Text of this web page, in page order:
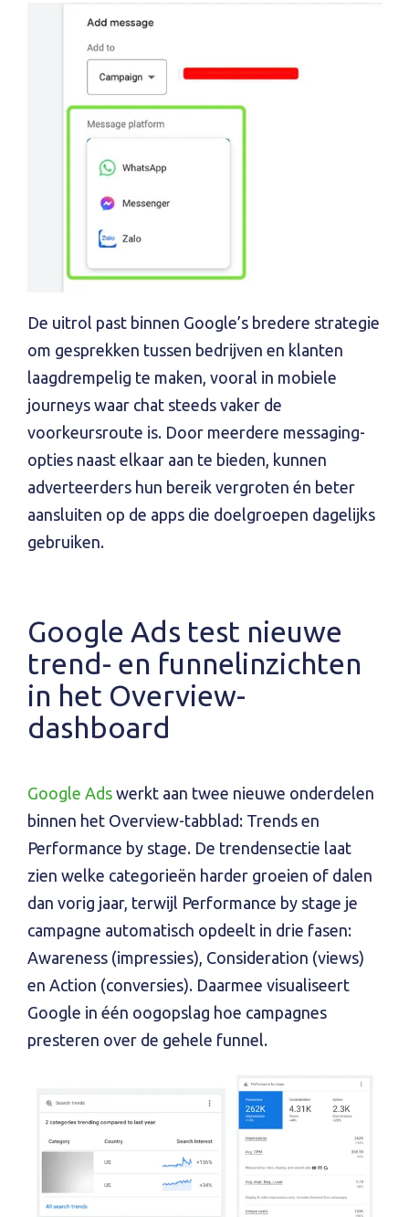
De uitrol past binnen Google’s bredere strategie
om gesprekken tussen bedrijven en klanten
laagdrempelig te maken, vooral in mobiele
journeys waar chat steeds vaker de
voorkeursroute is. Door meerdere messaging-
opties naast elkaar aan te bieden, kunnen
adverteerders hun bereik vergroten én beter
aansluiten op de apps die doelgroepen dagelijks
gebruiken.
Google Ads test nieuwe
trend- en funnelinzichten
in het Overview-
dashboard
Google Ads werkt aan twee nieuwe onderdelen
binnen het Overview-tabblad: Trends en
Performance by stage. De trendensectie laat
zien welke categorieën harder groeien of dalen
dan vorig jaar, terwijl Performance by stage je
campagne automatisch opdeelt in drie fasen:
Awareness (impressies), Consideration (views)
en Action (conversies). Daarmee visualiseert
Google in één oogopslag hoe campagnes
presteren over de gehele funnel.